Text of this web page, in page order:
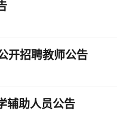
开招聘教师公告
辅助人员公告